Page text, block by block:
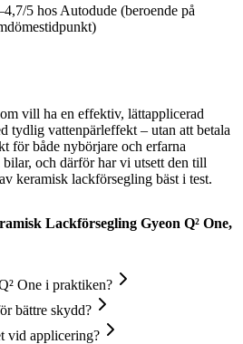
5 hos Autodude (beroende på
vill ha en effektiv, lättapplicerad
tydlig vattenpärleffekt – utan att betala
för både nybörjare och erfarna
och därför har vi utsett den till
keramisk lackförsegling bäst i test.
Lackförsegling Gyeon Q² One,
One i praktiken?
bättre skydd?
vid applicering?